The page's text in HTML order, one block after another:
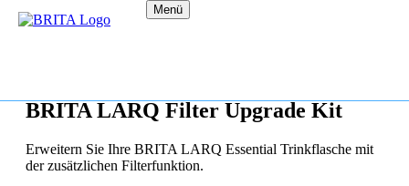
Menü
BRITA LARQ Filter Upgrade Kit
Erweitern Sie Ihre BRITA LARQ Essential Trinkflasche mit
der zusätzlichen Filterfunktion.